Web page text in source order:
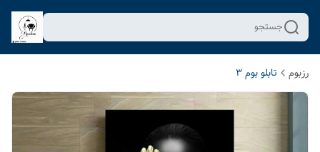
جستجو
رزبوم تابلو بوم 3